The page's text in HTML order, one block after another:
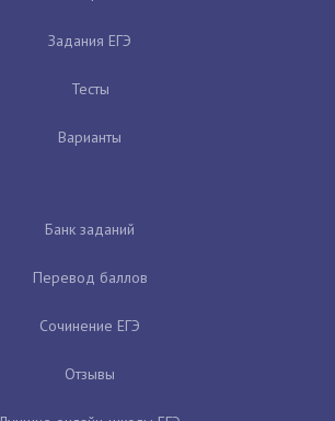
Задания ЕГЭ
Тесты
Варианты
Банк заданий
Перевод баллов
Сочинение ЕГЭ
Отзывы